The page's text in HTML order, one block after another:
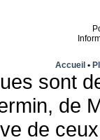
Accueil •
sont
de
de